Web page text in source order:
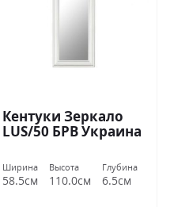
Кентуки Зеркало
LUS/50 БРВ Украина
Ширина
58.5см
Высота
110.0см
Глубина
6.5см